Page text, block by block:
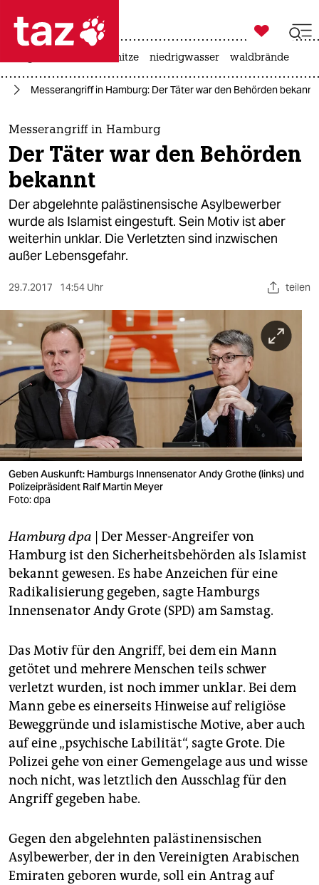
 taz zahl ich
taz zahl ich
themen
politik
öko
gesellschaft
kultur
sport
berlin
nord
wahrheit
verlag
verlag
veranstaltungen
shop
fragen & hilfe
unterstützen
abo
genossenschaft
epaper login

taz zahl ich
hitze niedrigwasser waldbrände
Messerangriff in Hamburg: Der Täter war den Behörden bekannt
Messerangriff in Hamburg
Der Täter war den Behörden
bekannt
Der abgelehnte palästinensische Asylbewerber
wurde als Islamist eingestuft. Sein Motiv ist aber
weiterhin unklar. Die Verletzten sind inzwischen
außer Lebensgefahr.
29.7.2017 14:54 Uhr teilen
Geben Auskunft: Hamburgs Innensenator Andy Grothe (links) und
Polizeipräsident Ralf Martin Meyer
Foto: dpa
Hamburg dpa | Der Messer-Angreifer von
Hamburg ist den Sicherheitsbehörden als Islamist
bekannt gewesen. Es habe Anzeichen für eine
Radikalisierung gegeben, sagte Hamburgs
Innensenator Andy Grote (SPD) am Samstag.
Das Motiv für den Angriff, bei dem ein Mann
getötet und mehrere Menschen teils schwer
verletzt wurden, ist noch immer unklar. Bei dem
Mann gebe es einerseits Hinweise auf religiöse
Beweggründe und islamistische Motive, aber auch
auf eine „psychische Labilität“, sagte Grote. Die
Polizei gehe von einer Gemengelage aus und wisse
noch nicht, was letztlich den Ausschlag für den
Angriff gegeben habe.
Gegen den abgelehnten palästinensischen
Asylbewerber, der in den Vereinigten Arabischen
Emiraten geboren wurde, soll ein Antrag auf